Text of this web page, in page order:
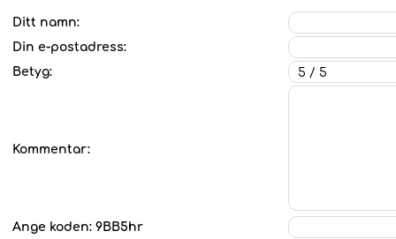
Ditt namn:
Din e-postadress:
Betyg:
Kommentar:
Ange koden: 9BB5hr